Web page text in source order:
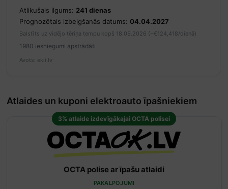
Atlikušais ilgums: 241 dienas
Prognozētais izbeigšanās datums: 04.04.2027
Balstīts uz vidējo tēriņa tempu kopš 18.05.2026 (~€124,418/dienā)
1980 iesniegumi apstrādāti
Avots: ekii.lv
Atlaides un kuponi elektroauto īpašniekiem
3% atlaide izdevīgākajai OCTA polisei
OCTA polise ar īpašu atlaidi
PAKALPOJUMI